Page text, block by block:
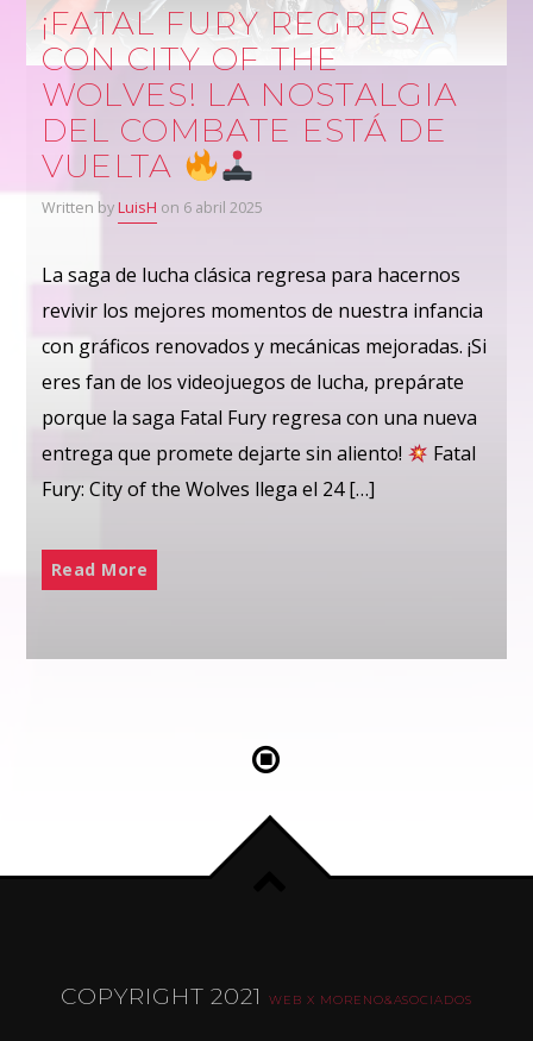
¡FATAL FURY REGRESA
CON CITY OF THE
WOLVES! LA NOSTALGIA
DEL COMBATE ESTÁ DE
VUELTA
Written by LuisH on 6 abril 2025
La saga de lucha clásica regresa para hacernos
revivir los mejores momentos de nuestra infancia
con gráficos renovados y mecánicas mejoradas. ¡Si
eres fan de los videojuegos de lucha, prepárate
porque la saga Fatal Fury regresa con una nueva
entrega que promete dejarte sin aliento!
Fatal
Fury: City of the Wolves llega el 24 […]
Read More
COPYRIGHT 2021WEB X MORENO&ASOCIADOS